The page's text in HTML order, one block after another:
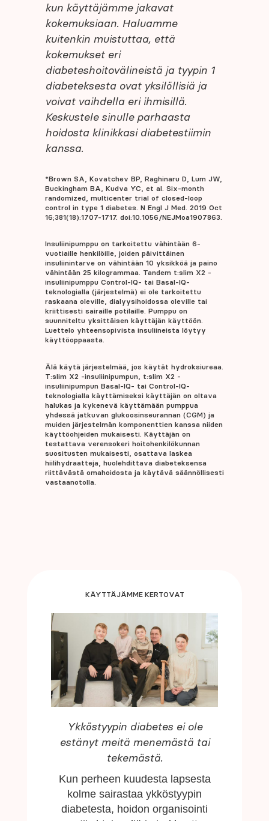
kun käyttäjämme jakavat
kokemuksiaan. Haluamme
kuitenkin muistuttaa, että
kokemukset eri
diabeteshoitovälineistä ja tyypin 1
diabeteksesta ovat yksilöllisiä ja
voivat vaihdella eri ihmisillä.
Keskustele sinulle parhaasta
hoidosta klinikkasi diabetestiimin
kanssa.
*Brown SA, Kovatchev BP, Raghinaru D, Lum JW,
Buckingham BA, Kudva YC, et al. Six-month
randomized, multicenter trial of closed-loop
control in type 1 diabetes. N Engl J Med. 2019 Oct
16;381(18):1707-1717. doi:10.1056/NEJMoa1907863.
Insuliinipumppu on tarkoitettu vähintään 6-
vuotiaille henkilöille, joiden päivittäinen
insuliinintarve on vähintään 10 yksikköä ja paino
vähintään 25 kilogrammaa. Tandem t:slim X2 -
insuliinipumppu Control-IQ- tai Basal-IQ-
teknologialla (järjestelmä) ei ole tarkoitettu
raskaana oleville, dialyysihoidossa oleville tai
kriittisesti sairaille potilaille. Pumppu on
suunniteltu yksittäisen käyttäjän käyttöön.
Luettelo yhteensopivista insuliineista löytyy
käyttöoppaasta.
Älä käytä järjestelmää, jos käytät hydroksiureaa.
T:slim X2 -insuliinipumpun, t:slim X2 -
insuliinipumpun Basal-IQ- tai Control-IQ-
teknologialla käyttämiseksi käyttäjän on oltava
halukas ja kykenevä käyttämään pumppua
yhdessä jatkuvan glukoosinseurannan (CGM) ja
muiden järjestelmän komponenttien kanssa niiden
käyttöohjeiden mukaisesti. Käyttäjän on
testattava verensokeri hoitohenkilökunnan
suositusten mukaisesti, osattava laskea
hiilihydraatteja, huolehdittava diabeteksensa
riittävästä omahoidosta ja käytävä säännöllisesti
vastaanotolla.
KÄYTTÄJÄMME KERTOVAT
Ykköstyypin diabetes ei ole
estänyt meitä menemästä tai
tekemästä.
Kun perheen kuudesta lapsesta
kolme sairastaa ykköstyypin
diabetesta, hoidon organisointi